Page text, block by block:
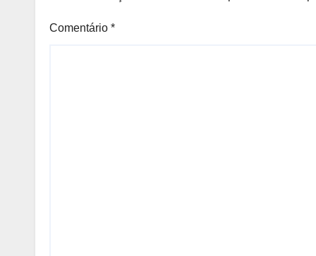
Comentário *